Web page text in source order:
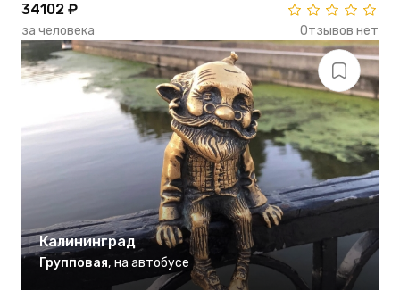
34102 ₽
за человека Отзывов нет
Калининград
Групповая, на автобусе